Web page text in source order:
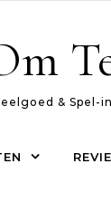
& Spel-